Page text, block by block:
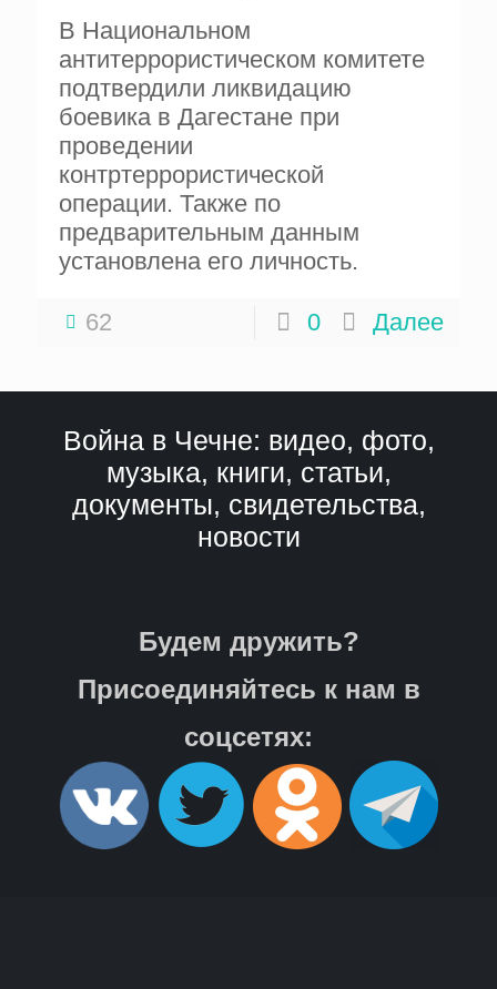
В Национальном
антитеррористическом комитете
подтвердили ликвидацию
боевика в Дагестане при
проведении
контртеррористической
операции. Также по
предварительным данным
установлена его личность.
62 0 Далее
Война в Чечне: видео, фото,
музыка, книги, статьи,
документы, свидетельства,
новости
Будем дружить?
Присоединяйтесь к нам в
соцсетях: